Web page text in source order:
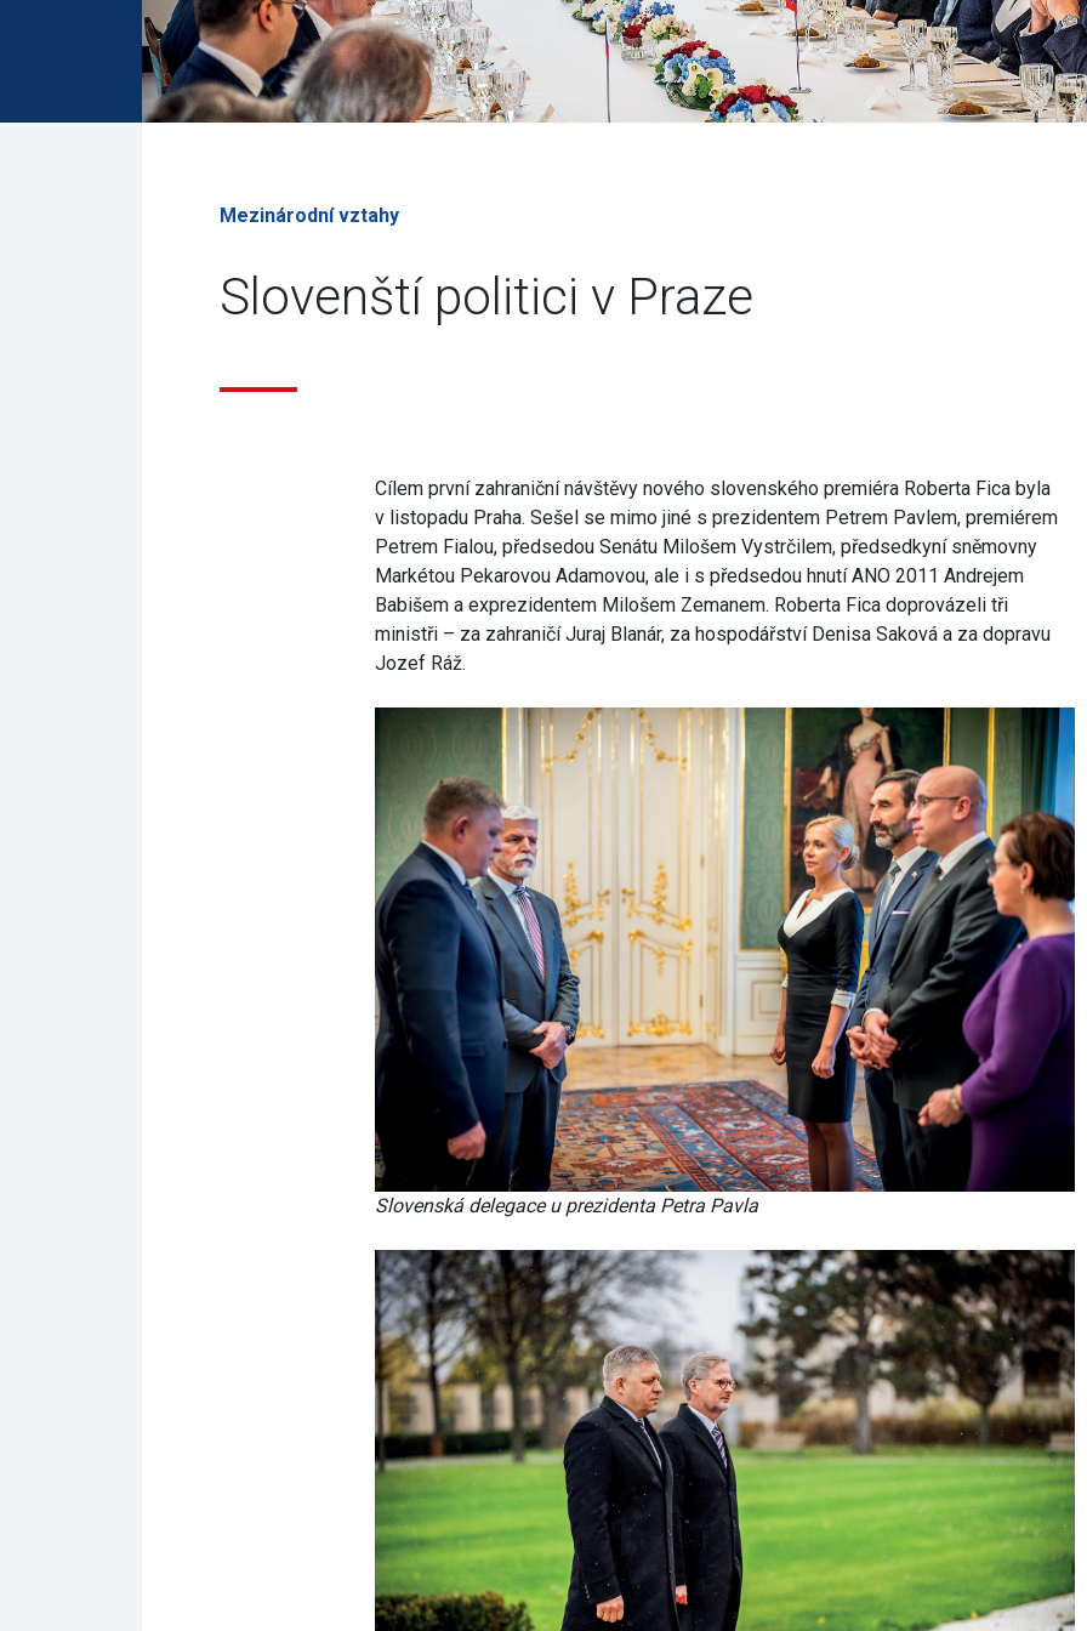
Mezinárodní vztahy
Slovenští politici v Praze
Cílem první zahraniční návštěvy nového slovenského premiéra Roberta Fica byla
v listopadu Praha. Sešel se mimo jiné s prezidentem Petrem Pavlem, premiérem
Petrem Fialou, předsedou Senátu Milošem Vystrčilem, předsedkyní sněmovny
Markétou Pekarovou Adamovou, ale i s předsedou hnutí ANO 2011 Andrejem
Babišem a exprezidentem Milošem Zemanem. Roberta Fica doprovázeli tři
ministři – za zahraničí Juraj Blanár, za hospodářství Denisa Saková a za dopravu
Jozef Ráž.
Slovenská delegace u prezidenta Petra Pavla